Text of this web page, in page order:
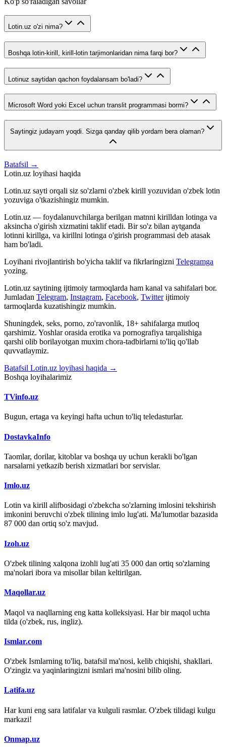
Lotin.uz o'zi nima?
Boshqa lotin-kirill, kirill-lotin tarjimonlaridan nima farqi bor?
Lotinuz saytidan qachon foydalansam bo'ladi?
Microsoft Word yoki Excel uchun translit programmasi bormi?
Saytingiz judayam yoqdi. Sizga qanday qilib yordam bera olaman?
Batafsil →
Lotin.uz loyihasi haqida
Lotin.uz sayti orqali siz so'zlarni o'zbek kirill yozuvidan o'zbek lotin
yozuviga o'tkazishingiz mumkin.
Lotin.uz — foydalanuvchilarga berilgan matnni kirilldan lotinga va
aksincha o'girish xizmatini taklif etadi. Bir so'z bilan aytganda
lotinni kirillga, va kirillni lotinga o'girish programmasi deb atasak
ham bo'ladi.
Loyihani rivojlantirish bo'yicha taklif va fikrlaringizni Telegramga
yozing.
Lotin.uz saytining ijtimoiy tarmoqlarda ham kanal va sahifalari bor.
Jumladan Telegram, Instagram, Facebook, Twitter ijtimoiy
tarmoqlarda kuzatishingiz mumkin.
Shuningdek, seks, porno, zo'ravonlik, 18+ sahifalarga mutloq
qarshimiz. Yoshlar orasida erotika va pornografiya tarqalishiga
qarshi olib borilayotgan muxim chora-tadbirlarni to'liq qo'llab
quvvatlaymiz.
Batafsil Lotin.uz loyihasi haqida →
Boshqa loyihalarimiz
TVinfo.uz
Bugun, ertaga va keyingi hafta uchun to'liq teledasturlar.
DostavkaInfo
Taomlar, dorilar, kitoblar va boshqa uy uchun kerakli bo'lgan
narsalarni yetkazib berish xizmatlari bor servislar.
Imlo.uz
Lotin va kirill alifbosidagi o'zbekcha so'zlarning imlosini tekshirish
imkonini beruvchi o'zbek tilining imlo lug'ati. Ma'lumotlar bazasida
87 000 dan ortiq so'z mavjud.
Izoh.uz
O'zbek tilining xalqona izohli lug'ati 35 000 dan ortiq so'zlarning
ma'nolari ibora va misollar bilan keltirilgan.
Maqollar.uz
Maqol va naqllarning eng katta kolleksiyasi. Har bir maqol uchta
tilda (o'zbek, rus, ingliz).
Ismlar.com
O'zbek Ismlarning to'liq, batafsil ma'nosi, kelib chiqishi, shakllari.
O'zingiz va yaqinlaringizni ismlari ma'nosini bilib oling.
Latifa.uz
Har kuni eng sara latifalar va kulguli rasmlar. O'zbek tilidagi kulgu
markazi!
Onmap.uz